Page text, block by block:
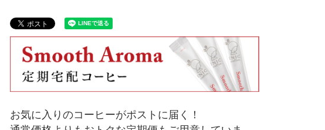
お気に入りのコーヒーがポストに届く！